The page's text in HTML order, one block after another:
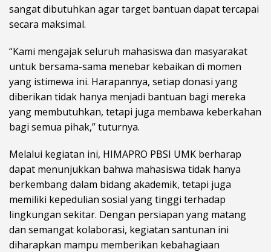
sangat dibutuhkan agar target bantuan dapat tercapai
secara maksimal.
“Kami mengajak seluruh mahasiswa dan masyarakat
untuk bersama-sama menebar kebaikan di momen
yang istimewa ini. Harapannya, setiap donasi yang
diberikan tidak hanya menjadi bantuan bagi mereka
yang membutuhkan, tetapi juga membawa keberkahan
bagi semua pihak,” tuturnya.
Melalui kegiatan ini, HIMAPRO PBSI UMK berharap
dapat menunjukkan bahwa mahasiswa tidak hanya
berkembang dalam bidang akademik, tetapi juga
memiliki kepedulian sosial yang tinggi terhadap
lingkungan sekitar. Dengan persiapan yang matang
dan semangat kolaborasi, kegiatan santunan ini
diharapkan mampu memberikan kebahagiaan